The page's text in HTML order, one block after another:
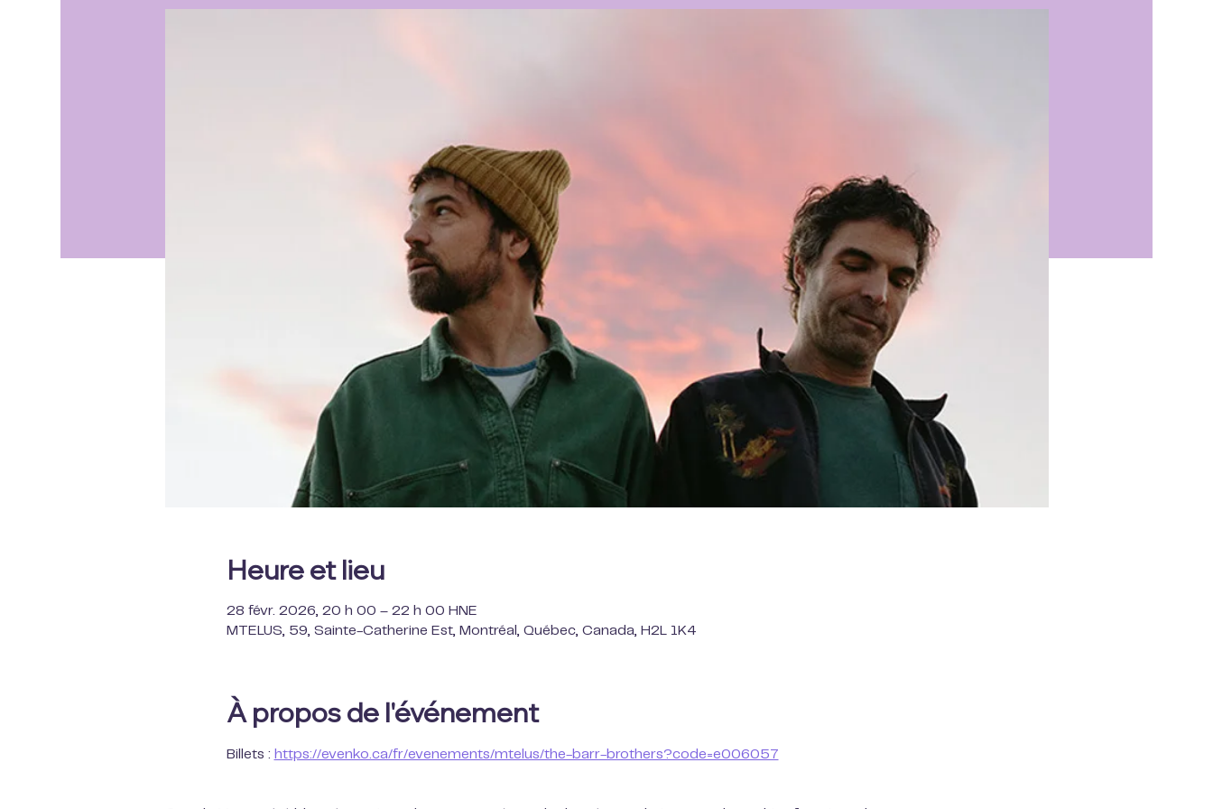
Heure et lieu
28 févr. 2026, 20 h 00 – 22 h 00 HNE
MTELUS, 59, Sainte-Catherine Est, Montréal, Québec, Canada, H2L 1K4
À propos de l'événement
Billets : https://evenko.ca/fr/evenements/mtelus/the-barr-brothers?code=e006057